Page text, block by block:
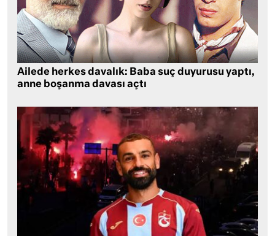
Ailede herkes davalık: Baba suç duyurusu yaptı,
anne boşanma davası açtı